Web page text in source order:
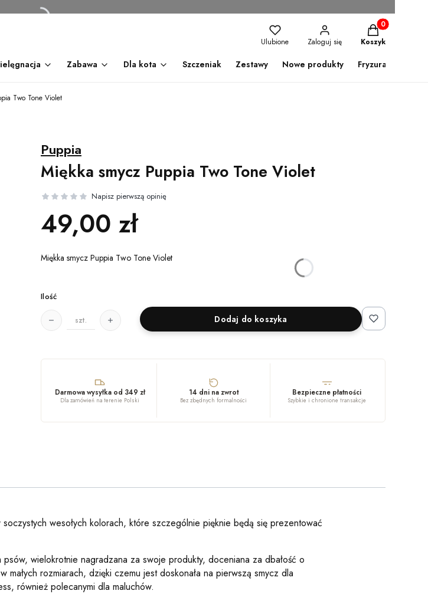
Ulubione Zaloguj się
Produkty w
Koszyk
Zabawa Dla kota Szczeniak Zestawy Nowe produkty Fryzura
Two Tone Violet
Puppia
Miękka smycz Puppia Two Tone Violet
Cena
49,00 zł
Miękka smycz Puppia Two Tone Violet
Ilość
szt. Dodaj do koszyka
Darmowa wysyłka od 349 zł
Dla zamówień na terenie Polski
14 dni na zwrot
Bez zbędnych formalności
Bezpieczne płatności
Szybkie i chronione transakcje
wesołych kolorach, które szczególnie pięknie będą się prezentować
wielokrotnie nagradzana za swoje produkty, doceniana za dbałość o
rozmiarach, dzięki czemu jest doskonała na pierwszą smycz dla
również polecanymi dla maluchów.